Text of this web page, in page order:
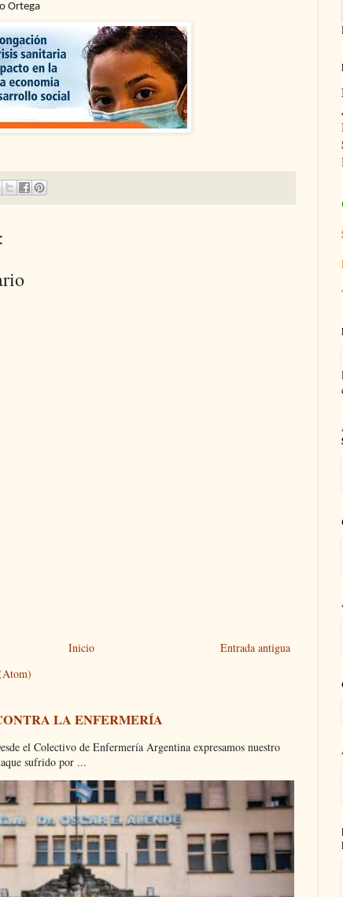
Ortega
Entrada antigua
Inicio
LA ENFERMERÍA
el Colectivo de Enfermería Argentina expresamos nuestro
sufrido por ...